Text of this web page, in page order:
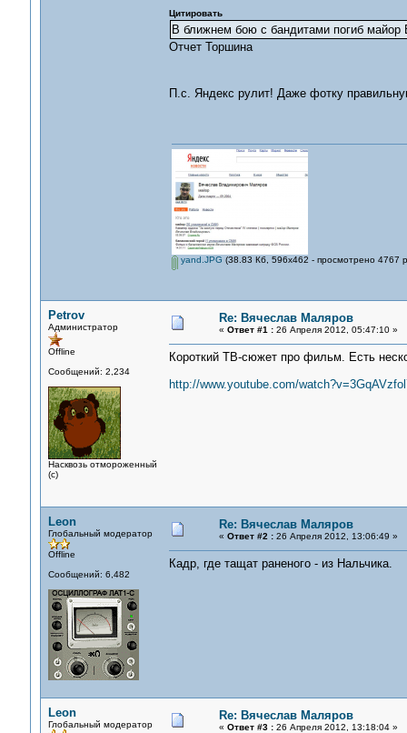
Цитировать
В ближнем бою с бандитами погиб
Отчет Торшина
П.с. Яндекс рулит! Даже фотку
yand.JPG (38.83 Кб, 596x462 - просмотрено 4767
Petrov
Администратор
Offline
Сообщений: 2,234
Насквозь отмороженный
(с)
Re: Вячеслав Маляров
« Ответ #1 :26 Апреля 2012, 05:47:10 »
Короткий ТВ-сюжет про фильм. Есть
http://www.youtube.com/
Leon
Глобальный модератор
Offline
Сообщений: 6,482
Re: Вячеслав Маляров
« Ответ #2 :26 Апреля 2012, 13:06:49 »
Кадр, где тащат раненого - из Нальчика.
Leon
Глобальный модератор
Re: Вячеслав Маляров
« Ответ #3 :26 Апреля 2012, 13:18:04 »